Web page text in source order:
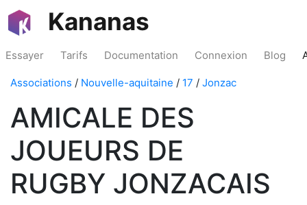
Kananas
Essayer Tarifs Documentation Connexion Blog
Associations / Nouvelle-aquitaine / 17 / Jonzac
AMICALE DES
JOUEURS DE
RUGBY JONZACAIS